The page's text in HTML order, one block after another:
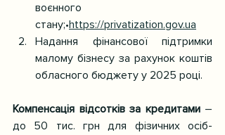
воєнного
стану;•https://privatization.gov.ua
Надання фінансової підтримки
малому бізнесу за рахунок коштів
обласного бюджету у 2025 році.
Компенсація відсотків за кредитами –
до 50 тис. грн для фізичних осіб-